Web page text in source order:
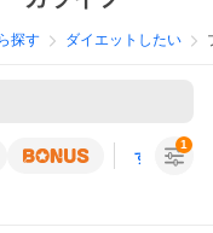
探す ダイエットしたい
すべての条
1